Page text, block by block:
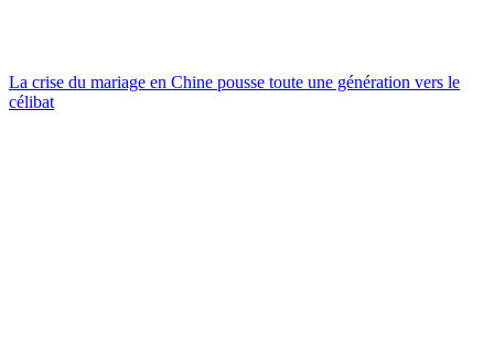
La crise du mariage en Chine pousse toute une génération vers le
célibat